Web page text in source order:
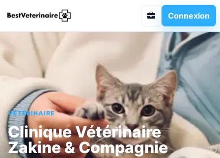
Connexion
VÉTÉRINAIRE
Clinique Vétérinaire
Zakine & Compagnie